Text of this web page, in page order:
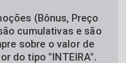
(Bônus, Preço
cumulativas e são
sobre o valor de
do tipo "INTEIRA".